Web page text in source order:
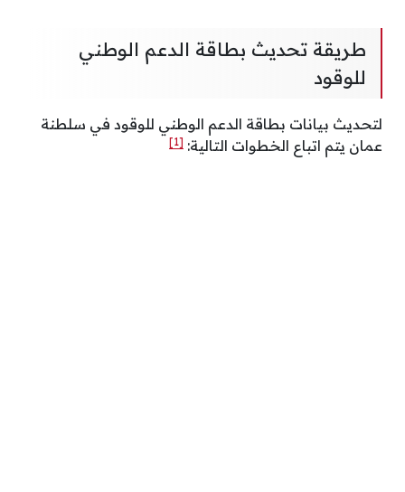
طريقة تحديث بطاقة الدعم الوطني
للوقود
لتحديث بيانات بطاقة الدعم الوطني للوقود في سلطنة
عمان يتم اتباع الخطوات التالية: [1]